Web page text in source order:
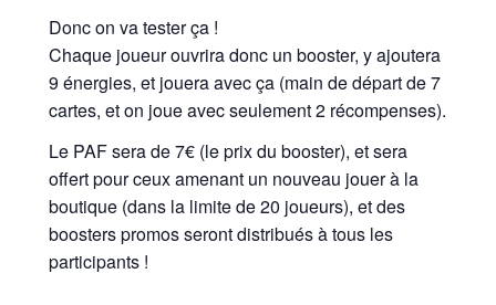
Donc on va tester ça !
Chaque joueur ouvrira donc un booster, y ajoutera
9 énergies, et jouera avec ça (main de départ de 7
cartes, et on joue avec seulement 2 récompenses).
Le PAF sera de 7€ (le prix du booster), et sera
offert pour ceux amenant un nouveau jouer à la
boutique (dans la limite de 20 joueurs), et des
boosters promos seront distribués à tous les
participants !